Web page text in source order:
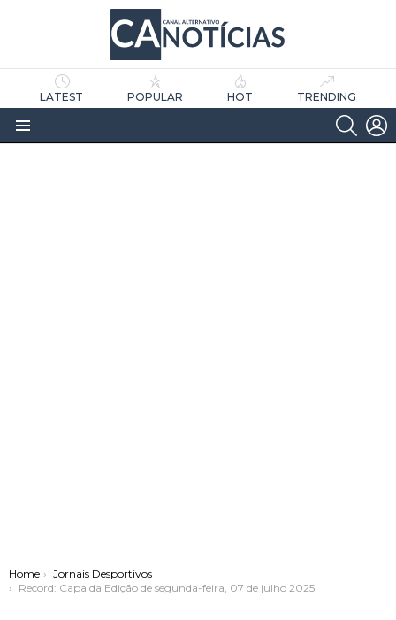
LATEST POPULAR HOT TRENDING
Menu
You are here:
Home
Jornais Desportivos
Record: Capa da Edição de segunda-feira, 07 de julho 2025